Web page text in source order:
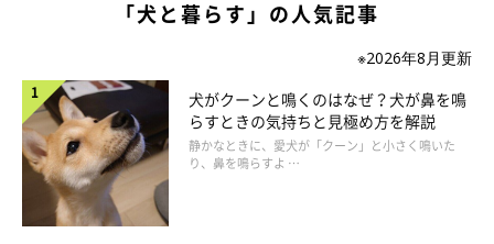
「犬と暮らす」の人気記事
※2026年8月更新
犬がクーンと鳴くのはなぜ？犬が鼻を鳴
らすときの気持ちと見極め方を解説
静かなときに、愛犬が「クーン」と小さく鳴いた
り、鼻を鳴らすよ …